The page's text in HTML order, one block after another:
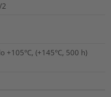
+105°C, (+145°C, 500 h)